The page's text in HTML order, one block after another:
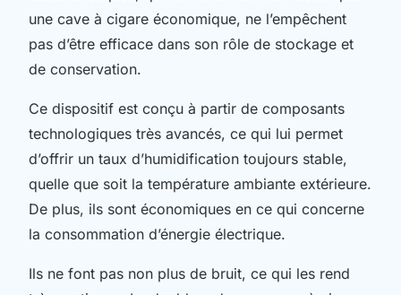
une cave à cigare économique, ne l’empêchent
pas d’être efficace dans son rôle de stockage et
de conservation.
Ce dispositif est conçu à partir de composants
technologiques très avancés, ce qui lui permet
d’offrir un taux d’humidification toujours stable,
quelle que soit la température ambiante extérieure.
De plus, ils sont économiques en ce qui concerne
la consommation d’énergie électrique.
Ils ne font pas non plus de bruit, ce qui les rend